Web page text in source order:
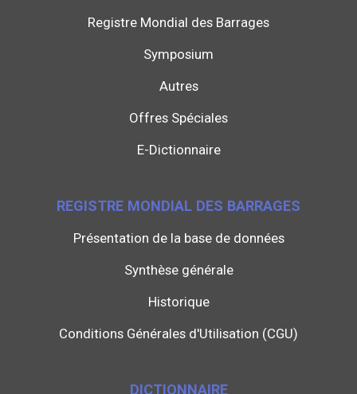
Registre Mondial des Barrages
Symposium
Autres
Offres Spéciales
E-Dictionnaire
REGISTRE MONDIAL DES BARRAGES
Présentation de la base de données
Synthèse générale
Historique
Conditions Générales d'Utilisation (CGU)
DICTIONNAIRE